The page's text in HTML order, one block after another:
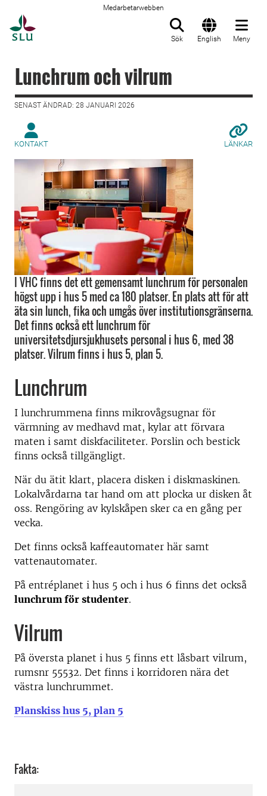
Medarbetarwebben
Sök English Meny
Lunchrum och vilrum
SENAST ÄNDRAD: 28 JANUARI 2026
KONTAKT LÄNKAR
I VHC finns det ett gemensamt lunchrum för personalen
högst upp i hus 5 med ca 180 platser. En plats att för att
äta sin lunch, fika och umgås över institutionsgränserna.
Det finns också ett lunchrum för
universitetsdjursjukhusets personal i hus 6, med 38
platser. Vilrum finns i hus 5, plan 5.
Lunchrum
I lunchrummena finns mikrovågsugnar för
värmning av medhavd mat, kylar att förvara
maten i samt diskfaciliteter. Porslin och bestick
finns också tillgängligt.
När du ätit klart, placera disken i diskmaskinen.
Lokalvårdarna tar hand om att plocka ur disken åt
oss. Rengöring av kylskåpen sker ca en gång per
vecka.
Det finns också kaffeautomater här samt
vattenautomater.
På entréplanet i hus 5 och i hus 6 finns det också
lunchrum för studenter.
Vilrum
På översta planet i hus 5 finns ett låsbart vilrum,
rumsnr 55532. Det finns i korridoren nära det
västra lunchrummet.
Planskiss hus 5, plan 5
Fakta: